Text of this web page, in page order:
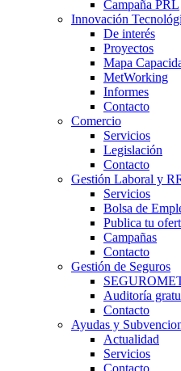
Campaña PRL
Innovación
De interés
Proyectos
Mapa
MetWorking
Informes
Contacto
Comercio
Servicios
Legislación
Contacto
Gestión Laboral y
Servicios
Bolsa de
Publica tu
Campañas
Contacto
Gestión de Seguros
Auditoría
Contacto
Ayudas y
Actualidad
Servicios
Contacto